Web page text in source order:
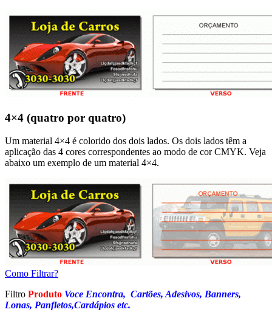
4×4 (quatro por quatro)
Um material 4×4 é colorido dos dois lados. Os dois lados têm a
aplicação das 4 cores correspondentes ao modo de cor CMYK. Veja
abaixo um exemplo de um material 4×4.
Como Filtrar?
Filtro Produto Voce Encontra, Cartões, Adesivos, Banners,
Lonas, Panfletos,Cardápios etc.